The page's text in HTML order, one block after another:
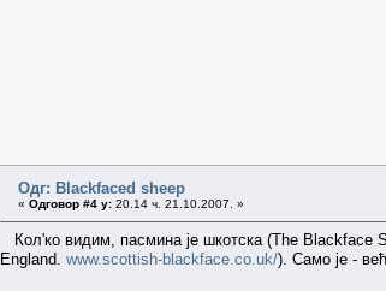
Одг: Blackfaced sheep
« Одговор #4 у: 20.14 ч. 21.10.2007. »
Кол'ко видим, пасмина је шкотска (The Blackface
England. www.scottish-blackface.co.uk/). Само је -